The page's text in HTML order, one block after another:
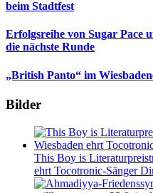
beim Stadtfest
Erfolgsreihe von Sugar Pace
die nächste Runde
„British Panto“ im
Bilder
This Boy is
ehrt Tocotronic-Sänger